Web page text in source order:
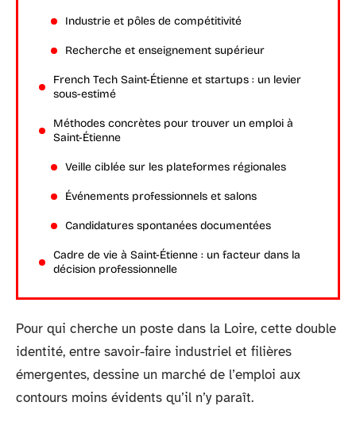
Industrie et pôles de compétitivité
Recherche et enseignement supérieur
French Tech Saint-Étienne et startups : un levier
sous-estimé
Méthodes concrètes pour trouver un emploi à
Saint-Étienne
Veille ciblée sur les plateformes régionales
Événements professionnels et salons
Candidatures spontanées documentées
Cadre de vie à Saint-Étienne : un facteur dans la
décision professionnelle
Pour qui cherche un poste dans la Loire, cette double
identité, entre savoir-faire industriel et filières
émergentes, dessine un marché de l’emploi aux
contours moins évidents qu’il n’y paraît.